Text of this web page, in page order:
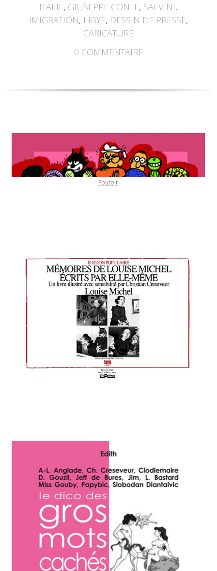
ITALIE, GIUSEPPE CONTE, SALVINI,
IMIGRATION, LIBYE, DESSIN DE PRESSE,
CARICATURE
0 COMMENTAIRE
Foutoir